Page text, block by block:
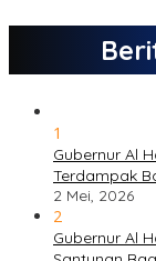
1
Gubernur Al
Terdampak
2 Mei, 2026
2
Gubernur Al